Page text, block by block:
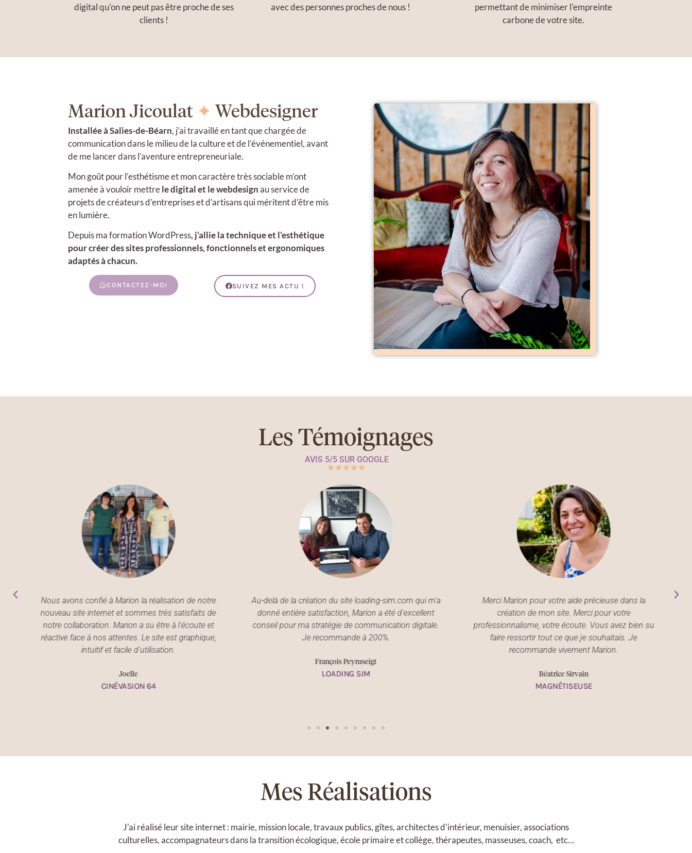
digital qu'on ne peut pas être proche de ses
clients !
avec des personnes proches de nous !
permettant de minimiser l'empreinte
carbone de votre site.
Marion Jicoulat ✦ Webdesigner
Installée à Salies-de-Béarn, j’ai travaillé en tant que chargée de
communication dans le milieu de la culture et de l’événementiel, avant
de me lancer dans l’aventure entrepreneuriale.
Mon goût pour l’esthétisme et mon caractère très sociable m’ont
amenée à vouloirmettrele digital et le webdesignau service de
projets de créateurs d’entreprises et d’artisans qui méritent d’être mis
en lumière.
Depuis ma formation WordPress, j’allie la technique et l’esthétique
pour créer des sites professionnels, fonctionnels et ergonomiques
adaptés à chacun.
CONTACTEZ-MOI SUIVEZ MES ACTU !
Les Témoignages
AVIS 5/5 SUR GOOGLE
★★★★★
Nous avons confié à Marion la réalisation de notre
nouveau site internet et sommes très satisfaits de
notre collaboration. Marion a su être à l'écoute et
réactive face à nos attentes. Le site est graphique,
intuitif et facile d'utilisation.
Joelle
CINÉVASION 64
Au-delà de la création du site loading-sim.com qui m'a
donné entière satisfaction, Marion a été d'excellent
conseil pour ma stratégie de communication digitale.
Je recommande à 200%.
François Peyruseigt
LOADING SIM
Merci Marion pour votre aide précieuse dans la
création de mon site. Merci pour votre
professionnalisme, votre écoute. Vous avez bien su
faire ressortir tout ce que je souhaitais. Je
recommande vivement Marion.
Béatrice Sirvain
MAGNÉTISEUSE
Mes Réalisations
J’ai réalisé leur site internet : mairie, mission locale, travaux publics, gîtes, architectes d’intérieur, menuisier, associations
culturelles, accompagnateurs dans la transition écologique, école primaire et collège, thérapeutes, masseuses, coach, etc…